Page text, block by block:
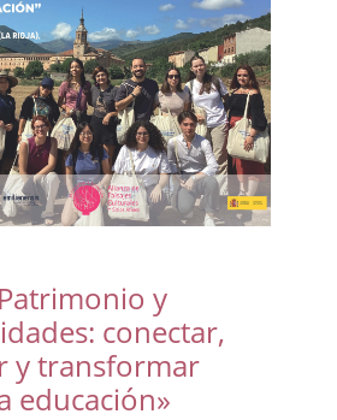
y
conectar,
y transformar
educación»